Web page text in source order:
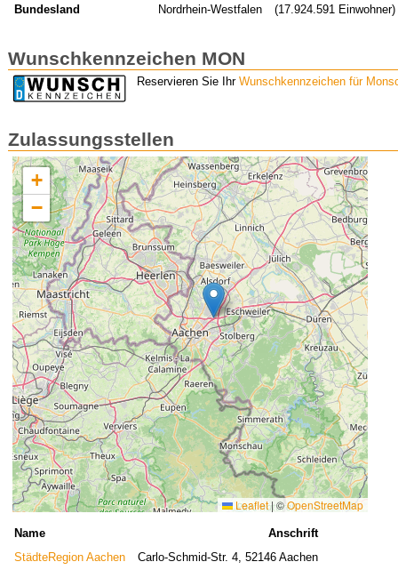
Bundesland
Nordrhein-Westfalen (17.924.591 Einwohner)
Wunschkennzeichen MON
Reservieren Sie Ihr Wunschkennzeichen für
Zulassungsstellen
+
−
Leaflet|©OpenStreetMap
Name
Anschrift
StädteRegion Aachen
Carlo-Schmid-Str. 4, 52146 Aachen